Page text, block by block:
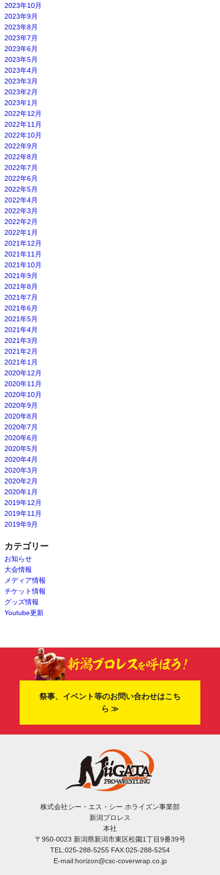
2023年10月
2023年9月
2023年8月
2023年7月
2023年6月
2023年5月
2023年4月
2023年3月
2023年2月
2023年1月
2022年12月
2022年11月
2022年10月
2022年9月
2022年8月
2022年7月
2022年6月
2022年5月
2022年4月
2022年3月
2022年2月
2022年1月
2021年12月
2021年11月
2021年10月
2021年9月
2021年8月
2021年7月
2021年6月
2021年5月
2021年4月
2021年3月
2021年2月
2021年1月
2020年12月
2020年11月
2020年10月
2020年9月
2020年8月
2020年7月
2020年6月
2020年5月
2020年4月
2020年3月
2020年2月
2020年1月
2019年12月
2019年11月
2019年9月
カテゴリー
お知らせ
大会情報
メディア情報
チケット情報
グッズ情報
Youtube更新
祭事、イベント等のお問い合わせはこち
ら ≫
株式会社シー・エス・シー ホライズン事業部
新潟プロレス
本社
〒950-0023 新潟県新潟市東区松園1丁目9番39号
TEL:025-288-5255 FAX:025-288-5254
E-mail:horizon@csc-coverwrap.co.jp